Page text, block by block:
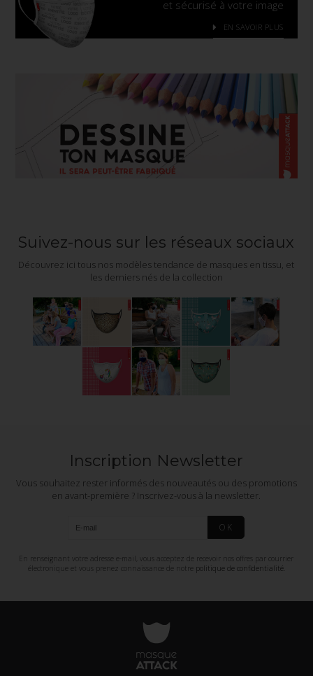
et sécurisé à votre image
EN SAVOIR PLUS
Suivez-nous sur les réseaux sociaux
Découvrez ici tous nos modèles tendance de masques en tissu, et
les derniers nés de la collection
Inscription Newsletter
Vous souhaitez rester informés des nouveautés ou des promotions
en avant-première ? Inscrivez-vous à la newsletter.
OK
En renseignant votre adresse e-mail, vous acceptez de recevoir nos offres par courrier
électronique et vous prenez connaissance de notre politique de confidentialité.